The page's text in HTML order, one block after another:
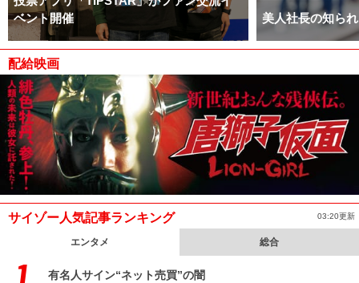
ベント開催
美人社長の知ら
配給映画
サイゾー人気記事ランキング 03:20更新
エンタメ 総合
有名人サイン“ネット売買”の闇